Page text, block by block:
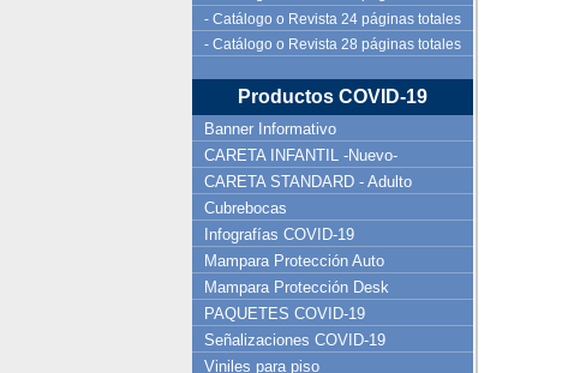
- Catálogo o Revista 24 páginas totales
- Catálogo o Revista 28 páginas totales
Productos COVID-19
Banner Informativo
CARETA INFANTIL -Nuevo-
CARETA STANDARD - Adulto
Cubrebocas
Infografías COVID-19
Mampara Protección Auto
Mampara Protección Desk
PAQUETES COVID-19
Señalizaciones COVID-19
Viniles para piso